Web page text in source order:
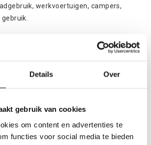
Details Over
gebruik van cookies
om content en advertenties te
functies voor social media te bieden
werkvoertuigen, campers,
MD35L